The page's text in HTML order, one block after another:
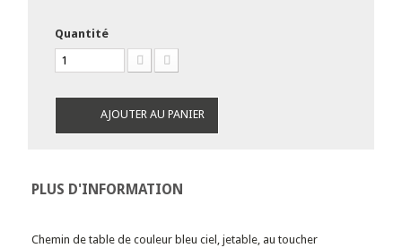
Quantité
AJOUTER AU PANIER
PLUS D'INFORMATION
Chemin de table de couleur bleu ciel, jetable, au toucher